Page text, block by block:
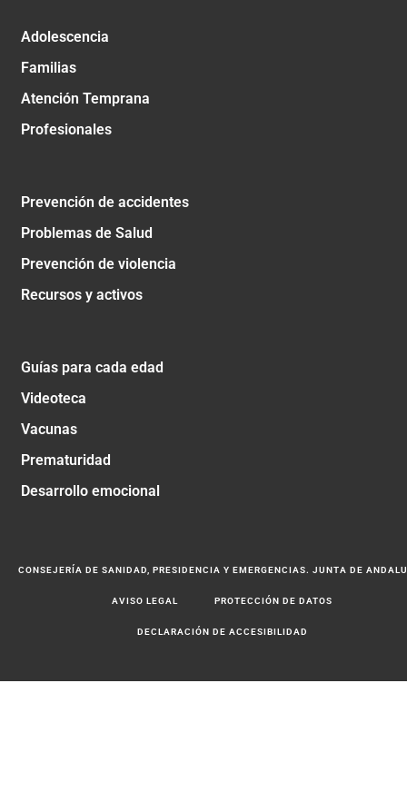
Adolescencia
Familias
Atención Temprana
Profesionales
Prevención de accidentes
Problemas de Salud
Prevención de violencia
Recursos y activos
Guías para cada edad
Videoteca
Vacunas
Prematuridad
Desarrollo emocional
CONSEJERÍA DE SANIDAD, PRESIDENCIA Y EMERGENCIAS. JUNTA DE
AVISO LEGAL PROTECCIÓN DE DATOS
DECLARACIÓN DE ACCESIBILIDAD